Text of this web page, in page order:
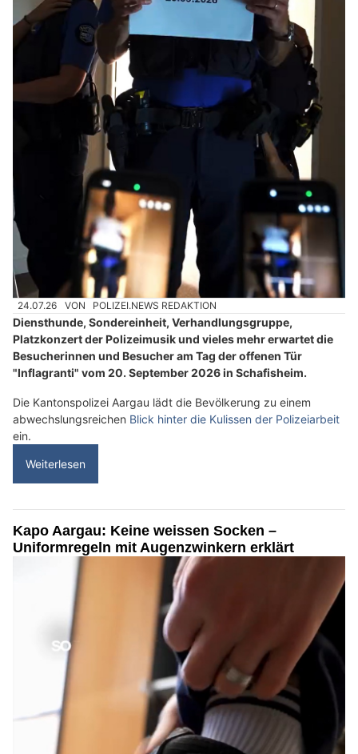
24.07.26 VON POLIZEI.NEWS REDAKTION
Diensthunde, Sondereinheit, Verhandlungsgruppe,
Platzkonzert der Polizeimusik und vieles mehr erwartet die
Besucherinnen und Besucher am Tag der offenen Tür
"Inflagranti" vom 20. September 2026 in Schafisheim.
Die Kantonspolizei Aargau lädt die Bevölkerung zu einem
abwechslungsreichen Blick hinter die Kulissen der Polizeiarbeit
ein.
Weiterlesen
Kapo Aargau: Keine weissen Socken –
Uniformregeln mit Augenzwinkern erklärt